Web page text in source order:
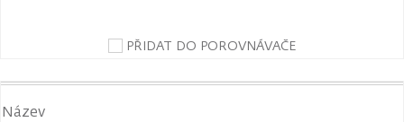
PŘIDAT DO POROVNÁVAČE
Název